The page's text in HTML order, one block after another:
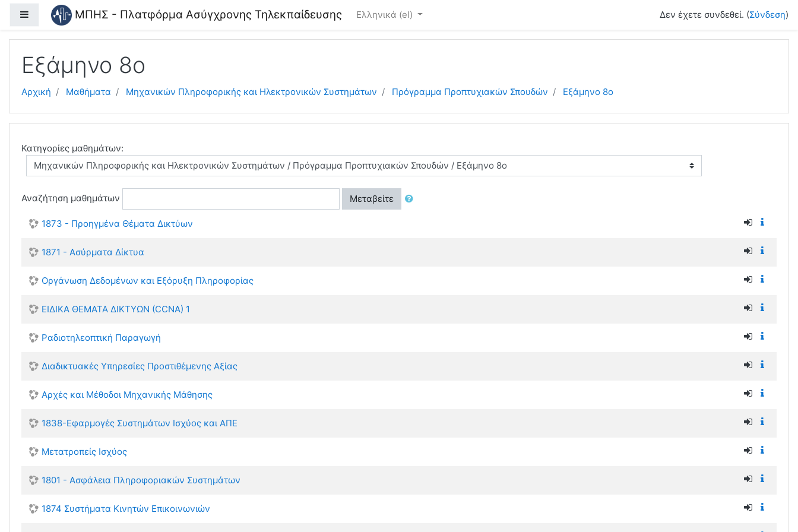
Μετάβαση στο κεντρικό περιεχόμενο
Πλευρικός πίνακαςΜΠΗΣ - Πλατφόρμα Ασύγχρονης Τηλεκπαίδευσης Ελληνικά ‎(el)‎ Δεν έχετε συνδεθεί. (Σύνδεση)
Εξάμηνο 8ο
Αρχική Μαθήματα Μηχανικών Πληροφορικής και Ηλεκτρονικών Συστημάτων Πρόγραμμα Προπτυχιακών Σπουδών Εξάμηνο 8ο
Κατηγορίες μαθημάτων:
Αναζήτηση μαθημάτων Μεταβείτε
1873 - Προηγμένα Θέματα Δικτύων
1871 - Ασύρματα Δίκτυα
Οργάνωση Δεδομένων και Εξόρυξη Πληροφορίας
ΕΙΔΙΚΑ ΘΕΜΑΤΑ ΔΙΚΤΥΩΝ (CCNA) 1
Ραδιοτηλεοπτική Παραγωγή
Διαδικτυακές Υπηρεσίες Προστιθέμενης Αξίας
Αρχές και Μέθοδοι Μηχανικής Μάθησης
1838-Εφαρμογές Συστημάτων Ισχύος και ΑΠΕ
Μετατροπείς Ισχύος
1801 - Ασφάλεια Πληροφοριακών Συστημάτων
1874 Συστήματα Κινητών Επικοινωνιών